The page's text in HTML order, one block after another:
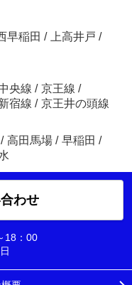
早稲田 / 上高井戸 /
央線 / 京王線 /
宿線 / 京王井の頭線
/ 高田馬場 / 早稲田 /
わせ
18：00